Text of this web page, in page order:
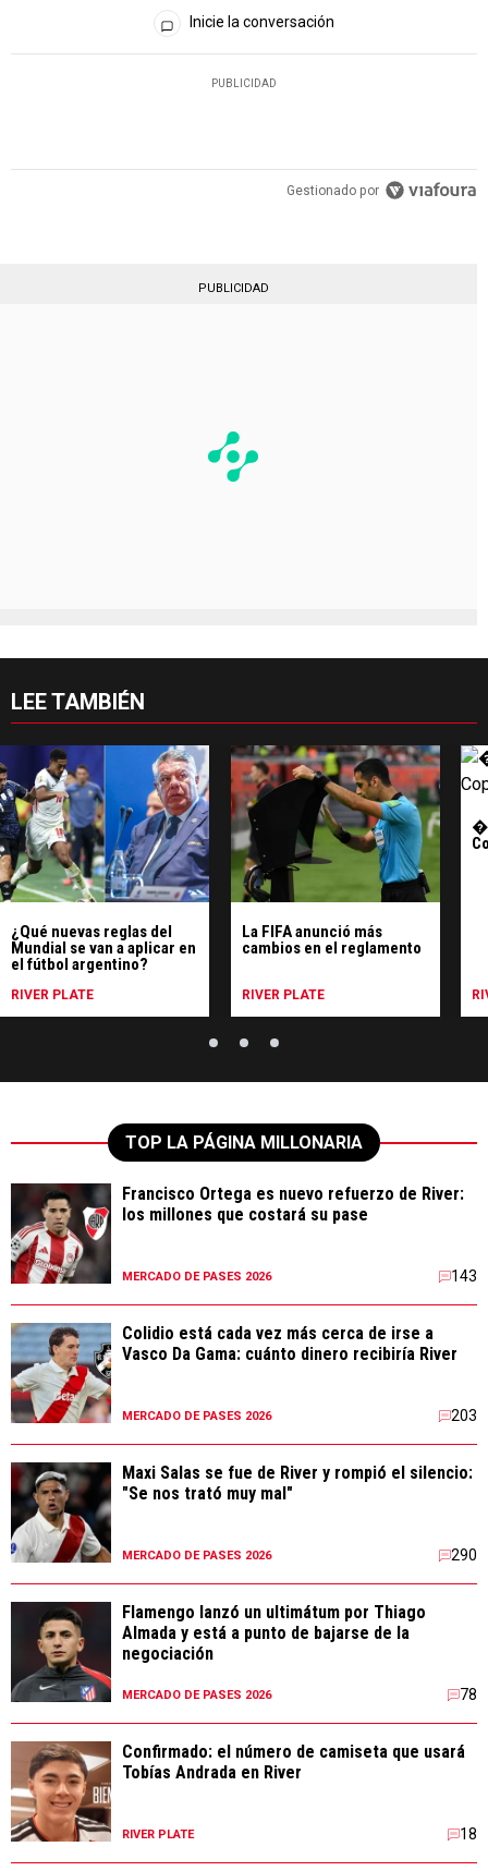
Todos los comentarios
Inicie la conversación
PUBLICIDAD
Gestionado por
PUBLICIDAD
LEE TAMBIÉN
¿Qué nuevas reglas del
Mundial se van a aplicar en
el fútbol argentino?
RIVER PLATE
La FIFA anunció más
cambios en el reglamento
RIVER PLATE
TOP LA PÁGINA MILLONARIA
Francisco Ortega es nuevo refuerzo de River:
los millones que costará su pase
MERCADO DE PASES 2026 143
Colidio está cada vez más cerca de irse a
Vasco Da Gama: cuánto dinero recibiría River
MERCADO DE PASES 2026 203
Maxi Salas se fue de River y rompió el silencio:
"Se nos trató muy mal"
MERCADO DE PASES 2026 290
Flamengo lanzó un ultimátum por Thiago
Almada y está a punto de bajarse de la
negociación
MERCADO DE PASES 2026 78
Confirmado: el número de camiseta que usará
Tobías Andrada en River
RIVER PLATE 18